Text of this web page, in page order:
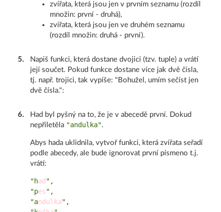
zvířata, která jsou jen v prvním seznamu (rozdíl
množin: první - druhá),
zvířata, která jsou jen ve druhém seznamu
(rozdíl množin: druhá - první).
5.
Napiš funkci, která dostane dvojici (tzv. tuple) a vrátí
její součet. Pokud funkce dostane více jak dvě čísla,
tj. např. trojici, tak vypíše: "Bohužel, umím sečíst jen
dvě čísla.":
6.
Had byl pyšný na to, že je v abecedě první. Dokud
nepřiletěla "andulka".
Abys hada uklidnila, vytvoř funkci, která zvířata seřadí
podle abecedy, ale bude ignorovat první písmeno t.j.
vrátí:
"had ",
"pes",
"andulka",